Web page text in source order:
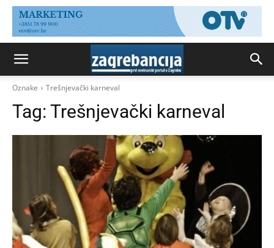
Oznake Trešnjevački karneval
Tag: Trešnjevački karneval